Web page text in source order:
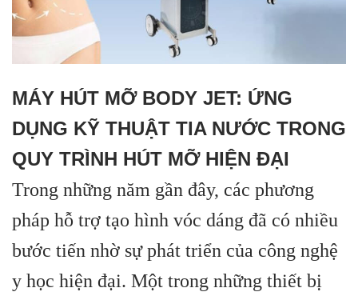
MÁY HÚT MỠ BODY JET: ỨNG
DỤNG KỸ THUẬT TIA NƯỚC TRONG
QUY TRÌNH HÚT MỠ HIỆN ĐẠI
Trong những năm gần đây, các phương
pháp hỗ trợ tạo hình vóc dáng đã có nhiều
bước tiến nhờ sự phát triển của công nghệ
y học hiện đại. Một trong những thiết bị